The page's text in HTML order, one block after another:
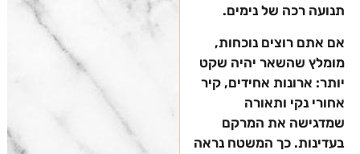
תנועה רכה של נימים.
אם אתם רוצים נוכחות,
מומלץ שהשאר יהיה שקט
יותר: ארונות אחידים, קיר
אחורי נקי ותאורה
שמדגישה את המרקם
בעדינות. כך המשטח נראה